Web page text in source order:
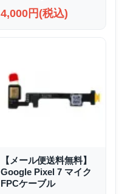
4,000円(税込)
【メール便送料無料】
Google Pixel 7 マイク
FPCケーブル